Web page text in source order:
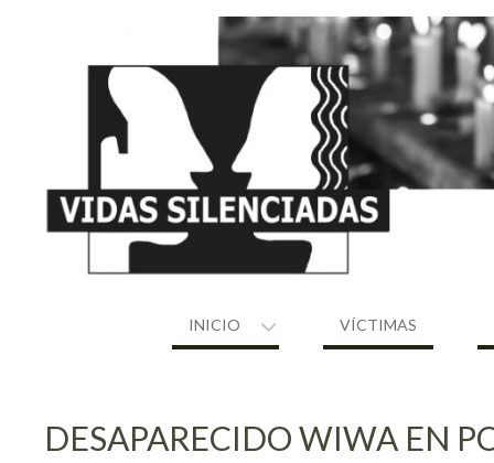
INICIO VÍCTIMAS
DESAPARECIDO WIWA EN